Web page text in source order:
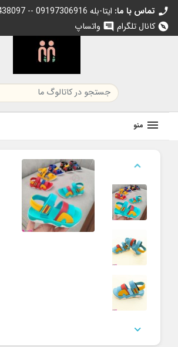
call تماس با ما: 02144438097 -- 09197306916 ایتا-بله
explore کانال تلگرام chat واتساپ
منو

